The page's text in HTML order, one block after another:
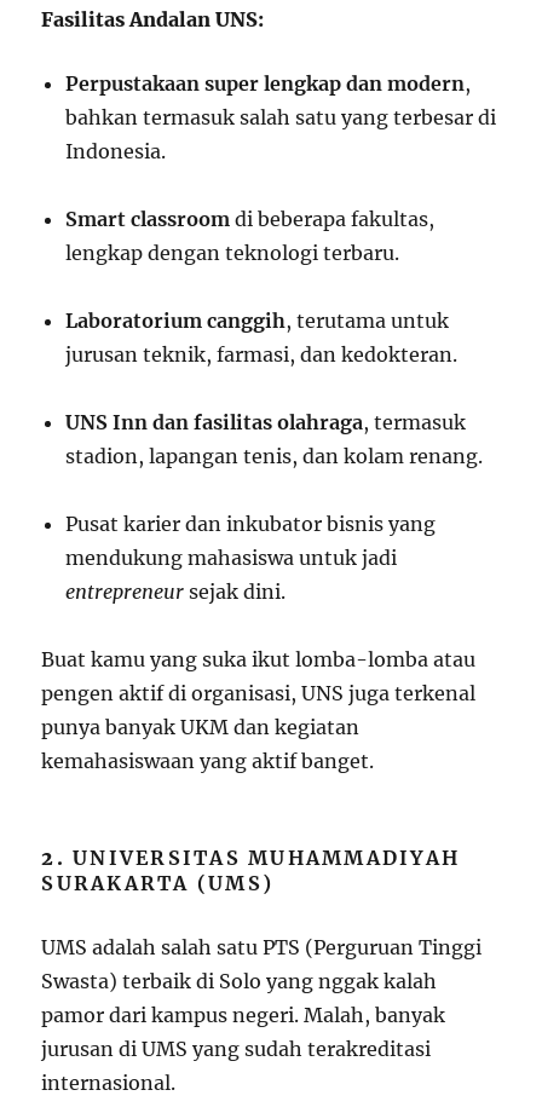
Fasilitas Andalan UNS:
Perpustakaan super lengkap dan modern,
bahkan termasuk salah satu yang terbesar di
Indonesia.
Smart classroom di beberapa fakultas,
lengkap dengan teknologi terbaru.
Laboratorium canggih, terutama untuk
jurusan teknik, farmasi, dan kedokteran.
UNS Inn dan fasilitas olahraga, termasuk
stadion, lapangan tenis, dan kolam renang.
Pusat karier dan inkubator bisnis yang
mendukung mahasiswa untuk jadi
entrepreneur sejak dini.
Buat kamu yang suka ikut lomba-lomba atau
pengen aktif di organisasi, UNS juga terkenal
punya banyak UKM dan kegiatan
kemahasiswaan yang aktif banget.
2.UNIVERSITAS MUHAMMADIYAH
SURAKARTA (UMS)
UMS adalah salah satu PTS (Perguruan Tinggi
Swasta) terbaik di Solo yang nggak kalah
pamor dari kampus negeri. Malah, banyak
jurusan di UMS yang sudah terakreditasi
internasional.